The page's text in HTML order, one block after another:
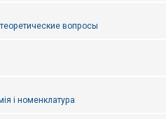
вопросы
і номенклатура